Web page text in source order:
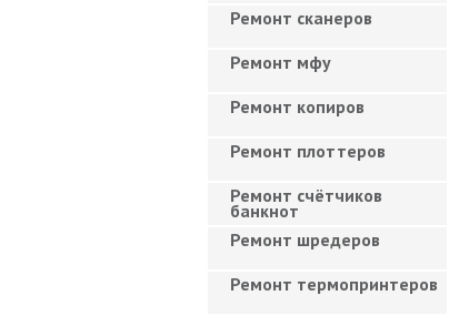
Ремонт сканеров
Ремонт мфу
Ремонт копиров
Ремонт плоттеров
Ремонт счётчиков
банкнот
Ремонт шредеров
Ремонт термопринтеров